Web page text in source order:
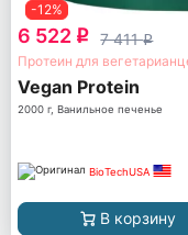
-12%
6 522 q 7 411q
Протеин для
Vegan Protein
2000 г, Ванильное печенье
BioTechUSA
В корзину